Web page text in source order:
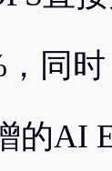
，同
的AI